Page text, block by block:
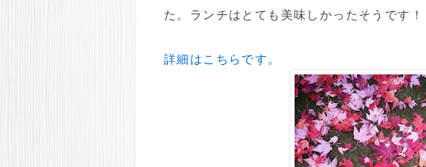
た。 ランチはとても美味しかったそうです！
詳細はこちらです。